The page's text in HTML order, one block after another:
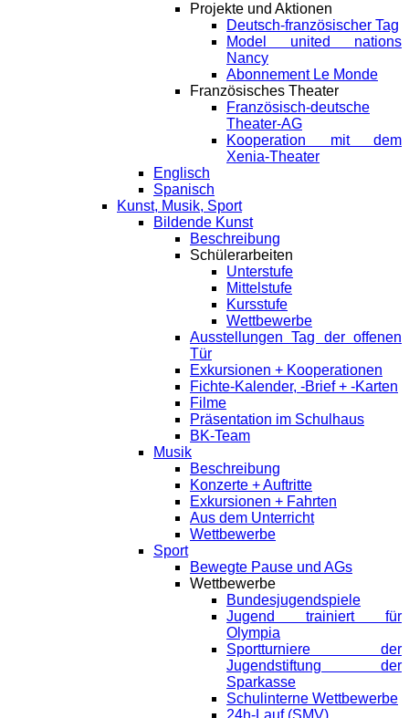
Projekte und Aktionen
Deutsch-französischer Tag
Model united nations
Nancy
Abonnement Le Monde
Französisches Theater
Französisch-deutsche
Theater-AG
Kooperation mit dem
Xenia-Theater
Englisch
Spanisch
Kunst, Musik, Sport
Bildende Kunst
Beschreibung
Schülerarbeiten
Unterstufe
Mittelstufe
Kursstufe
Wettbewerbe
Ausstellungen Tag der offenen
Tür
Exkursionen + Kooperationen
Fichte-Kalender, -Brief + -Karten
Filme
Präsentation im Schulhaus
BK-Team
Musik
Beschreibung
Konzerte + Auftritte
Exkursionen + Fahrten
Aus dem Unterricht
Wettbewerbe
Sport
Bewegte Pause und AGs
Wettbewerbe
Bundesjugendspiele
Jugend trainiert für
Olympia
Sportturniere der
Jugendstiftung der
Sparkasse
Schulinterne Wettbewerbe